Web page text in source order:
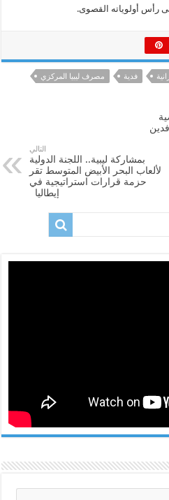
رأس أولوياته القصوى.
فدية مصرف ليبيا المركزي
التالي
بمشاركة ليبية.. اللجنة الدولية
لألعاب البحر الأبيض المتوسط تقر
حزمة قرارات استراتيجية في
إيطاليا